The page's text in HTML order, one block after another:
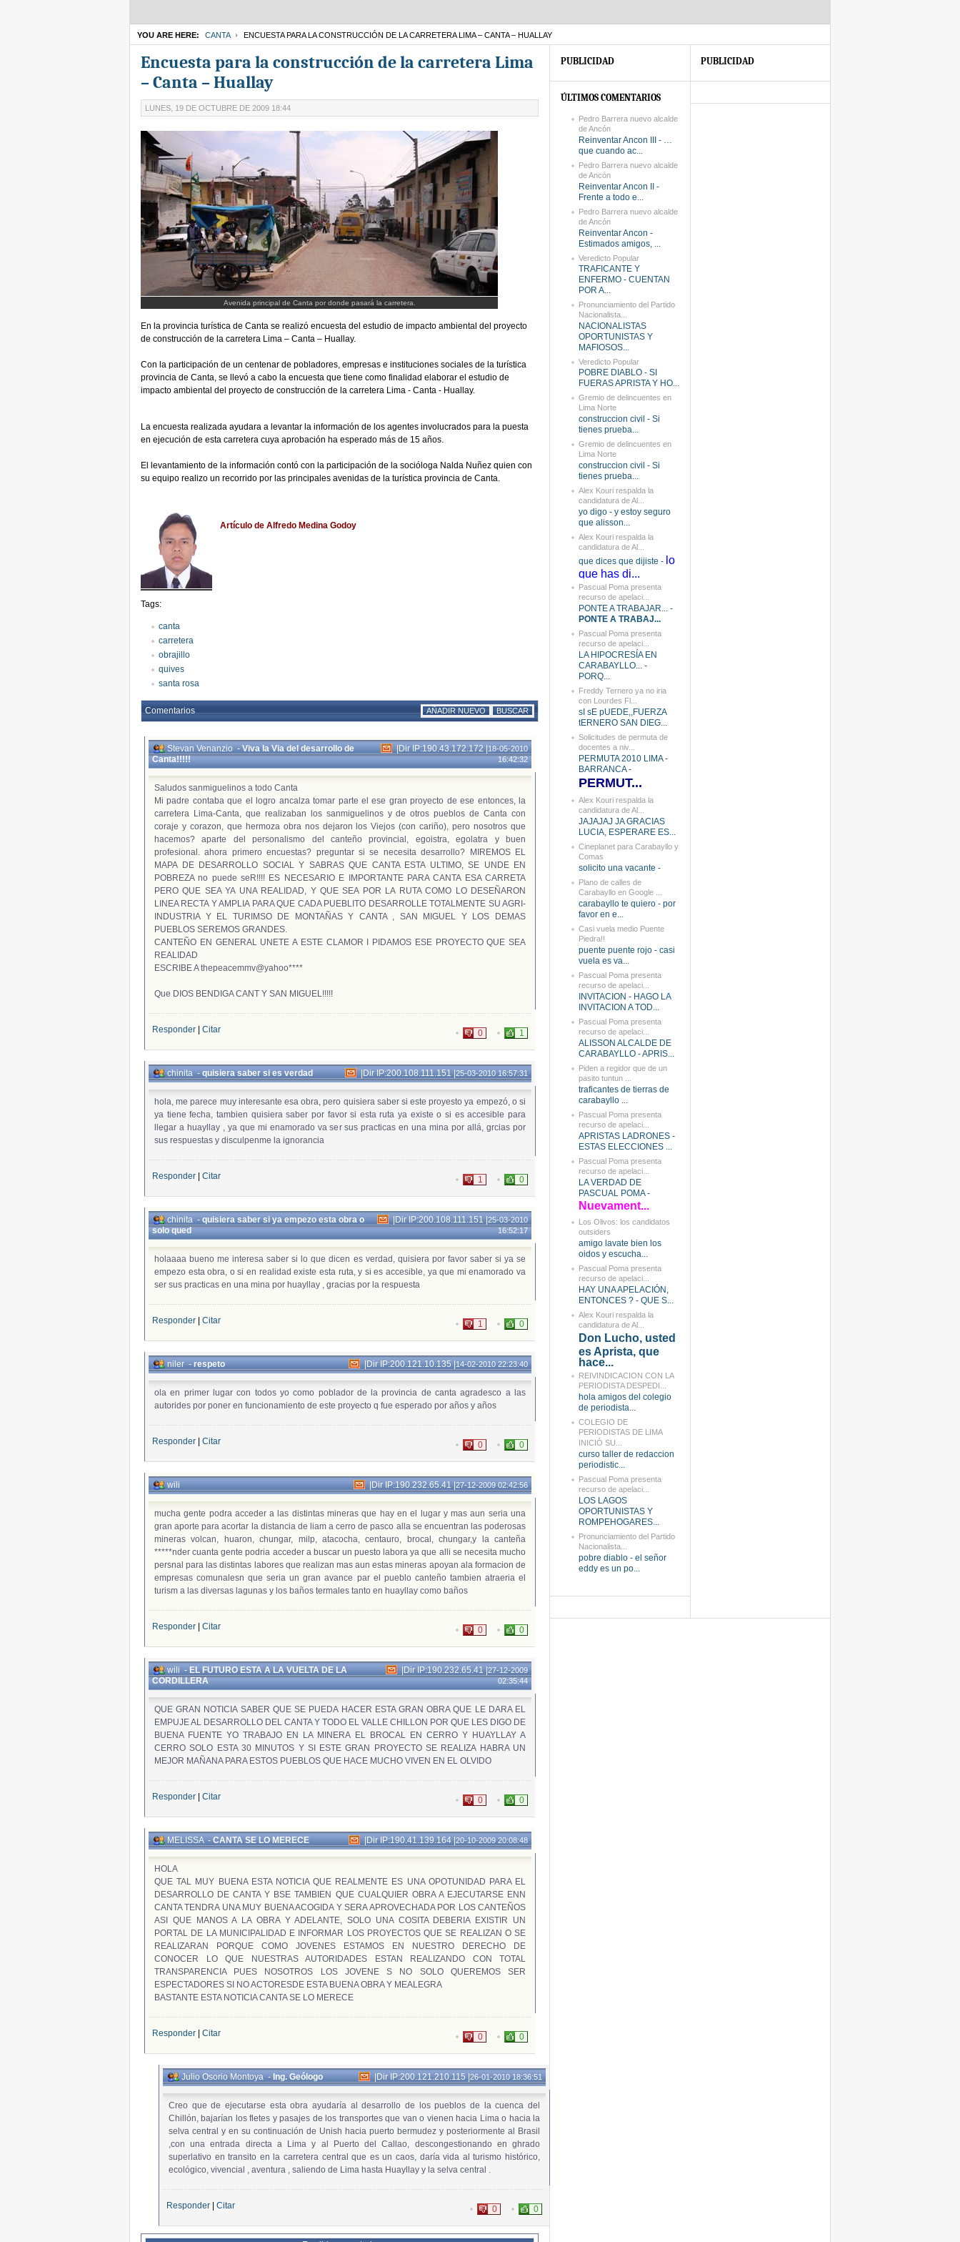
YOU ARE HERE: CANTA ENCUESTA PARA LA CONSTRUCCIÓN DE LA CARRETERA LIMA – CANTA – HUALLAY
Encuesta para la construcción de la carretera Lima
– Canta – Huallay
LUNES, 19 DE OCTUBRE DE 2009 18:44
Avenida principal de Canta por donde pasará la carretera.
En la provincia turística de Canta se realizó encuesta del estudio de impacto ambiental del proyecto
de construcción de la carretera Lima – Canta – Huallay.
Con la participación de un centenar de pobladores, empresas e instituciones sociales de la turística
provincia de Canta, se llevó a cabo la encuesta que tiene como finalidad elaborar el estudio de
impacto ambiental del proyecto de construcción de la carretera Lima - Canta - Huallay.
La encuesta realizada ayudara a levantar la información de los agentes involucrados para la puesta
en ejecución de esta carretera cuya aprobación ha esperado más de 15 años.
El levantamiento de la información contó con la participación de la socióloga Nalda Nuñez quien con
su equipo realizo un recorrido por las principales avenidas de la turística provincia de Canta.
Artículo de Alfredo Medina Godoy
Tags:
canta
carretera
obrajillo
quives
santa rosa
Comentarios AÑADIR NUEVO BUSCAR
Stevan Venanzio-Viva la Via del desarrollo de
Canta!!!!!
|Dir IP:190.43.172.172|18-05-2010
16:42:32
Saludos sanmiguelinos a todo Canta
Mi padre contaba que el logro ancalza tomar parte el ese gran proyecto de ese entonces, la
carretera Lima-Canta, que realizaban los sanmiguelinos y de otros pueblos de Canta con
coraje y corazon, que hermoza obra nos dejaron los Viejos (con cariño), pero nosotros que
hacemos? aparte del personalismo del canteño provincial, egoistra, egolatra y buen
profesional. ahora primero encuestas? preguntar si se necesita desarrollo? MIREMOS EL
MAPA DE DESARROLLO SOCIAL Y SABRAS QUE CANTA ESTA ULTIMO, SE UNDE EN
POBREZA no puede seR!!!! ES NECESARIO E IMPORTANTE PARA CANTA ESA CARRETA
PERO QUE SEA YA UNA REALIDAD, Y QUE SEA POR LA RUTA COMO LO DESEÑARON
LINEA RECTA Y AMPLIA PARA QUE CADA PUEBLITO DESARROLLE TOTALMENTE SU AGRI-
INDUSTRIA Y EL TURIMSO DE MONTAÑAS Y CANTA , SAN MIGUEL Y LOS DEMAS
PUEBLOS SEREMOS GRANDES.
CANTEÑO EN GENERAL UNETE A ESTE CLAMOR I PIDAMOS ESE PROYECTO QUE SEA
REALIDAD
ESCRIBE A thepeacemmv@yahoo****
Que DIOS BENDIGA CANT Y SAN MIGUEL!!!!!
Responder Citar 1
0
chinita-quisiera saber si es verdad |Dir IP:200.108.111.151|25-03-2010 16:57:31
hola, me parece muy interesante esa obra, pero quisiera saber si este proyesto ya empezó, o si
ya tiene fecha, tambien quisiera saber por favor si esta ruta ya existe o si es accesible para
llegar a huayllay , ya que mi enamorado va ser sus practicas en una mina por allá, grcias por
sus respuestas y disculpenme la ignorancia
Responder Citar 0
1
chinita-quisiera saber si ya empezo esta obra o
solo qued
|Dir IP:200.108.111.151|25-03-2010
16:52:17
holaaaa bueno me interesa saber si lo que dicen es verdad, quisiera por favor saber si ya se
empezo esta obra, o si en realidad existe esta ruta, y si es accesible, ya que mi enamorado va
ser sus practicas en una mina por huayllay , gracias por la respuesta
Responder Citar 0
1
niler-respeto |Dir IP:200.121.10.135|14-02-2010 22:23:40
ola en primer lugar con todos yo como poblador de la provincia de canta agradesco a las
autorides por poner en funcionamiento de este proyecto q fue esperado por años y años
Responder Citar 0
0
wili |Dir IP:190.232.65.41|27-12-2009 02:42:56
mucha gente podra acceder a las distintas mineras que hay en el lugar y mas aun seria una
gran aporte para acortar la distancia de liam a cerro de pasco alla se encuentran las poderosas
mineras volcan, huaron, chungar, milp, atacocha, centauro, brocal, chungar,y la canteña
*****nder cuanta gente podria acceder a buscar un puesto labora ya que alli se necesita mucho
persnal para las distintas labores que realizan mas aun estas mineras apoyan ala formacion de
empresas comunalesn que seria un gran avance par el pueblo canteño tambien atraeria el
turism a las diversas lagunas y los baños termales tanto en huayllay como baños
Responder Citar 0
0
wili-EL FUTURO ESTA A LA VUELTA DE LA
CORDILLERA
|Dir IP:190.232.65.41|27-12-2009
02:35:44
QUE GRAN NOTICIA SABER QUE SE PUEDA HACER ESTA GRAN OBRA QUE LE DARA EL
EMPUJE AL DESARROLLO DEL CANTA Y TODO EL VALLE CHILLON POR QUE LES DIGO DE
BUENA FUENTE YO TRABAJO EN LA MINERA EL BROCAL EN CERRO Y HUAYLLAY A
CERRO SOLO ESTA 30 MINUTOS Y SI ESTE GRAN PROYECTO SE REALIZA HABRA UN
MEJOR MAÑANA PARA ESTOS PUEBLOS QUE HACE MUCHO VIVEN EN EL OLVIDO
Responder Citar 0
0
MELISSA-CANTA SE LO MERECE |Dir IP:190.41.139.164|20-10-2009 20:08:48
HOLA
QUE TAL MUY BUENA ESTA NOTICIA QUE REALMENTE ES UNA OPOTUNIDAD PARA EL
DESARROLLO DE CANTA Y BSE TAMBIEN QUE CUALQUIER OBRA A EJECUTARSE ENN
CANTA TENDRA UNA MUY BUENA ACOGIDA Y SERA APROVECHADA POR LOS CANTEÑOS
ASI QUE MANOS A LA OBRA Y ADELANTE, SOLO UNA COSITA DEBERIA EXISTIR UN
PORTAL DE LA MUNICIPALIDAD E INFORMAR LOS PROYECTOS QUE SE REALIZAN O SE
REALIZARAN PORQUE COMO JOVENES ESTAMOS EN NUESTRO DERECHO DE
CONOCER LO QUE NUESTRAS AUTORIDADES ESTAN REALIZANDO CON TOTAL
TRANSPARENCIA PUES NOSOTROS LOS JOVENE S NO SOLO QUEREMOS SER
ESPECTADORES SI NO ACTORESDE ESTA BUENA OBRA Y MEALEGRA
BASTANTE ESTA NOTICIA CANTA SE LO MERECE
Responder Citar 0
0
Julio Osorio Montoya- Ing. Geólogo |Dir IP:200.121.210.115|26-01-2010 18:36:51
Creo que de ejecutarse esta obra ayudaría al desarrollo de los pueblos de la cuenca del
Chillón, bajarían los fletes y pasajes de los transportes que van o vienen hacia Lima o hacia la
selva central y en su continuación de Unish hacia puerto bermudez y posteriormente al Brasil
,con una entrada directa a Lima y al Puerto del Callao, descongestionando en ghrado
superlativo en transito en la carretera central que es un caos, daría vida al turismo histórico,
ecológico, vivencial , aventura , saliendo de Lima hasta Huayllay y la selva central .
Responder Citar 0
0
PUBLICIDAD
ÚLTIMOS COMENTARIOS
Pedro Barrera nuevo alcalde
de Ancón
Reinventar Ancon III - …
que cuando ac...
Pedro Barrera nuevo alcalde
de Ancón
Reinventar Ancon II -
Frente a todo e...
Pedro Barrera nuevo alcalde
de Ancón
Reinventar Ancon -
Estimados amigos, ...
Veredicto Popular
TRAFICANTE Y
ENFERMO - CUENTAN
POR A...
Pronunciamiento del Partido
Nacionalista...
NACIONALISTAS
OPORTUNISTAS Y
MAFIOSOS...
Veredicto Popular
POBRE DIABLO - SI
FUERAS APRISTA Y HO...
Gremio de delincuentes en
Lima Norte
construccion civil - Si
tienes prueba...
Gremio de delincuentes en
Lima Norte
construccion civil - Si
tienes prueba...
Alex Kouri respalda la
candidatura de Al...
yo digo - y estoy seguro
que alisson...
Alex Kouri respalda la
candidatura de Al...
que dices que dijiste - lo
que has di...
Pascual Poma presenta
recurso de apelaci...
PONTE A TRABAJAR... -
PONTE A TRABAJ...
Pascual Poma presenta
recurso de apelaci...
LA HIPOCRESÍA EN
CARABAYLLO... -
PORQ...
Freddy Ternero ya no iria
con Lourdes Fl...
sI sE pUEDE,,FUERZA
tERNERO SAN DIEG...
Solicitudes de permuta de
docentes a niv...
PERMUTA 2010 LIMA -
BARRANCA -
PERMUT...
Alex Kouri respalda la
candidatura de Al...
JAJAJAJ JA GRACIAS
LUCIA, ESPERARE ES...
Cineplanet para Carabayllo y
Comas
solicito una vacante -
Plano de calles de
Carabayllo en Google ...
carabayllo te quiero - por
favor en e...
Casi vuela medio Puente
Piedra!!
puente puente rojo - casi
vuela es va...
Pascual Poma presenta
recurso de apelaci...
INVITACION - HAGO LA
INVITACION A TOD...
Pascual Poma presenta
recurso de apelaci...
ALISSON ALCALDE DE
CARABAYLLO - APRIS...
Piden a regidor que de un
pasito tuntun ...
traficantes de tierras de
carabayllo ...
Pascual Poma presenta
recurso de apelaci...
APRISTAS LADRONES -
ESTAS ELECCIONES ...
Pascual Poma presenta
recurso de apelaci...
LA VERDAD DE
PASCUAL POMA -
Nuevament...
Los Olivos: los candidatos
outsiders
amigo lavate bien los
oidos y escucha...
Pascual Poma presenta
recurso de apelaci...
HAY UNA APELACIÓN,
ENTONCES ? - QUE S...
Alex Kouri respalda la
candidatura de Al...
Don Lucho, usted
es Aprista, que
hace...
REIVINDICACION CON LA
PERIODISTA DESPEDI...
hola amigos del colegio
de periodista...
COLEGIO DE
PERIODISTAS DE LIMA
INICIÓ SU...
curso taller de redaccion
periodistic...
Pascual Poma presenta
recurso de apelaci...
LOS LAGOS
OPORTUNISTAS Y
ROMPEHOGARES...
Pronunciamiento del Partido
Nacionalista...
pobre diablo - el señor
eddy es un po...
PUBLICIDAD